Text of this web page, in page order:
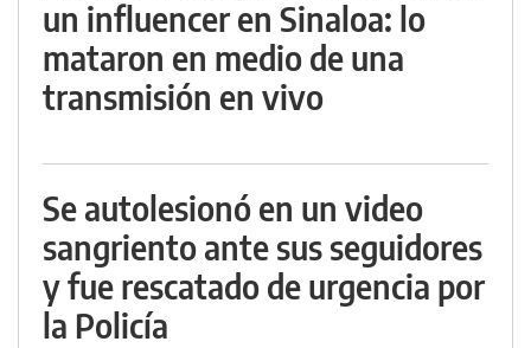
un influencer en Sinaloa: lo
mataron en medio de una
transmisión en vivo
Se autolesionó en un video
sangriento ante sus seguidores
y fue rescatado de urgencia por
la Policía